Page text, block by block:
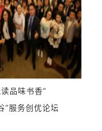
读品味书香”
”服务创优论坛